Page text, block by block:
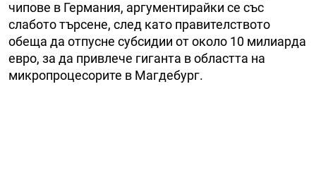
чипове в Германия, аргументирайки се със
слабото търсене, след като правителството
обеща да отпусне субсидии от около 10 милиарда
евро, за да привлече гиганта в областта на
микропроцесорите в Магдебург.